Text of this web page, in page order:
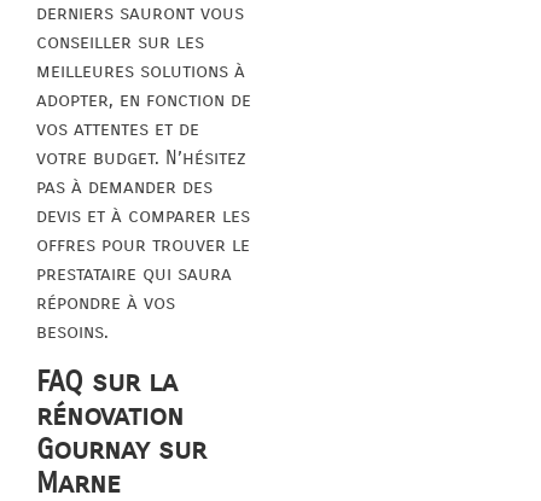
derniers sauront vous
conseiller sur les
meilleures solutions à
adopter, en fonction de
vos attentes et de
votre budget. N’hésitez
pas à demander des
devis et à comparer les
offres pour trouver le
prestataire qui saura
répondre à vos
besoins.
FAQ sur la
rénovation
Gournay sur
Marne